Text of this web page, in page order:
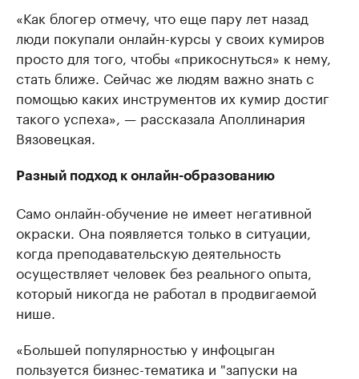
«Как блогер отмечу, что еще пару лет назад
люди покупали онлайн-курсы у своих кумиров
просто для того, чтобы «прикоснуться» к нему,
стать ближе. Сейчас же людям важно знать с
помощью каких инструментов их кумир достиг
такого успеха», — рассказала Аполлинария
Вязовецкая.
Разный подход к онлайн-образованию
Само онлайн-обучение не имеет негативной
окраски. Она появляется только в ситуации,
когда преподавательскую деятельность
осуществляет человек без реального опыта,
который никогда не работал в продвигаемой
нише.
«Большей популярностью у инфоцыган
пользуется бизнес-тематика и "запуски на